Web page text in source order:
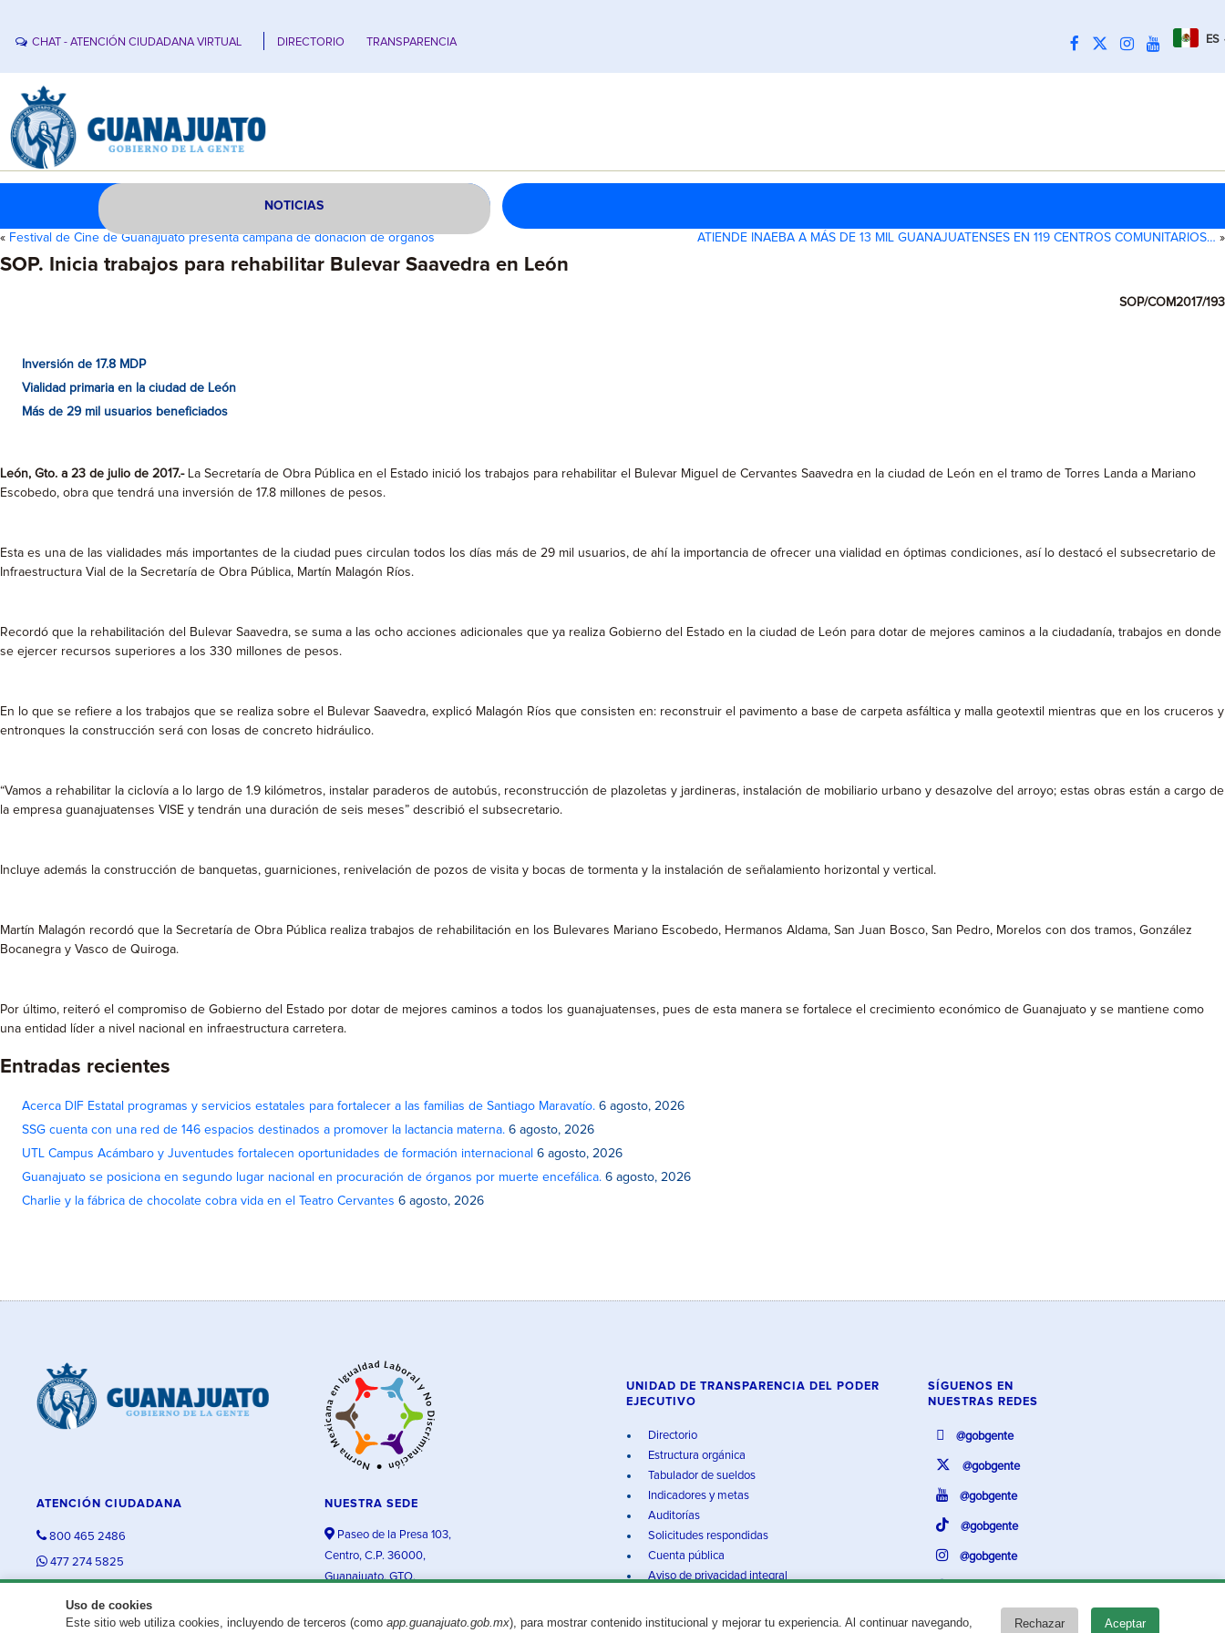
CHAT - ATENCIÓN CIUDADANA VIRTUAL DIRECTORIO TRANSPARENCIA ES
NOTICIAS
« Festival de Cine de Guanajuato presenta campaña de donación de órganos ATIENDE INAEBA A MÁS DE 13 MIL GUANAJUATENSES EN 119 CENTROS COMUNITARIOS… »
SOP. Inicia trabajos para rehabilitar Bulevar Saavedra en León
SOP/COM2017/193
Inversión de 17.8 MDP
Vialidad primaria en la ciudad de León
Más de 29 mil usuarios beneficiados
León, Gto. a 23 de julio de 2017.-La Secretaría de Obra Pública en el Estado inició los trabajos para rehabilitar el Bulevar Miguel de Cervantes Saavedra en la ciudad de León en el tramo de Torres Landa a Mariano
Escobedo, obra que tendrá una inversión de 17.8 millones de pesos.
Esta es una de las vialidades más importantes de la ciudad pues circulan todos los días más de 29 mil usuarios, de ahí la importancia de ofrecer una vialidad en óptimas condiciones, así lo destacó el subsecretario de
Infraestructura Vial de la Secretaría de Obra Pública, Martín Malagón Ríos.
Recordó que la rehabilitación del Bulevar Saavedra, se suma a las ocho acciones adicionales que ya realiza Gobierno del Estado en la ciudad de León para dotar de mejores caminos a la ciudadanía, trabajos en donde
se ejercer recursos superiores a los 330 millones de pesos.
En lo que se refiere a los trabajos que se realiza sobre el Bulevar Saavedra, explicó Malagón Ríos que consisten en: reconstruir el pavimento a base de carpeta asfáltica y malla geotextil mientras que en los cruceros y
entronques la construcción será con losas de concreto hidráulico.
“Vamos a rehabilitar la ciclovía a lo largo de 1.9 kilómetros, instalar paraderos de autobús, reconstrucción de plazoletas y jardineras, instalación de mobiliario urbano y desazolve del arroyo; estas obras están a cargo de
la empresa guanajuatenses VISE y tendrán una duración de seis meses” describió el subsecretario.
Incluye además la construcción de banquetas, guarniciones, renivelación de pozos de visita y bocas de tormenta y la instalación de señalamiento horizontal y vertical.
Martín Malagón recordó que la Secretaría de Obra Pública realiza trabajos de rehabilitación en los Bulevares Mariano Escobedo, Hermanos Aldama, San Juan Bosco, San Pedro, Morelos con dos tramos, González
Bocanegra y Vasco de Quiroga.
Por último, reiteró el compromiso de Gobierno del Estado por dotar de mejores caminos a todos los guanajuatenses, pues de esta manera se fortalece el crecimiento económico de Guanajuato y se mantiene como
una entidad líder a nivel nacional en infraestructura carretera.
Entradas recientes
Acerca DIF Estatal programas y servicios estatales para fortalecer a las familias de Santiago Maravatío. 6 agosto, 2026
SSG cuenta con una red de 146 espacios destinados a promover la lactancia materna. 6 agosto, 2026
UTL Campus Acámbaro y Juventudes fortalecen oportunidades de formación internacional 6 agosto, 2026
Guanajuato se posiciona en segundo lugar nacional en procuración de órganos por muerte encefálica. 6 agosto, 2026
Charlie y la fábrica de chocolate cobra vida en el Teatro Cervantes 6 agosto, 2026
Uso de cookies
Este sitio web utiliza cookies, incluyendo de terceros (como app.guanajuato.gob.mx), para mostrar contenido institucional y mejorar tu experiencia. Al continuar navegando, Rechazar Aceptar
ATENCIÓN CIUDADANA
800 465 2486
477 274 5825
NUESTRA SEDE
Paseo de la Presa 103,
Centro, C.P. 36000,
Guanajuato, GTO.
UNIDAD DE TRANSPARENCIA DEL PODER
EJECUTIVO
Directorio
Estructura orgánica
Tabulador de sueldos
Indicadores y metas
Auditorías
Solicitudes respondidas
Cuenta pública
Aviso de privacidad integral
SÍGUENOS EN
NUESTRAS REDES
@gobgente
@gobgente
@gobgente
@gobgente
@gobgente
@gobgente
¿Existe algún problema con esta página?Repórtalo aquí. Aviso legal© 2025 Gobierno del Estado de Guanajuato